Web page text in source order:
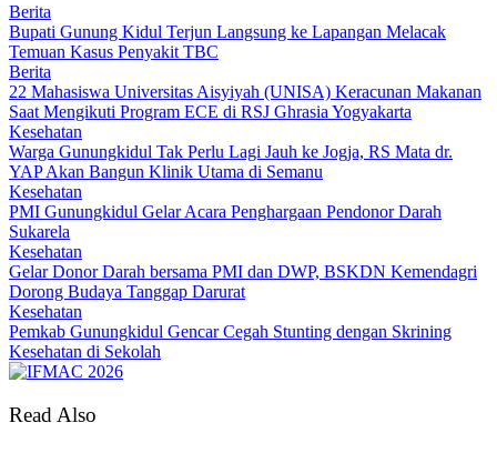
Berita
Bupati Gunung Kidul Terjun Langsung ke Lapangan Melacak
Temuan Kasus Penyakit TBC
Berita
22 Mahasiswa Universitas Aisyiyah (UNISA) Keracunan Makanan
Saat Mengikuti Program ECE di RSJ Ghrasia Yogyakarta
Kesehatan
Warga Gunungkidul Tak Perlu Lagi Jauh ke Jogja, RS Mata dr.
YAP Akan Bangun Klinik Utama di Semanu
Kesehatan
PMI Gunungkidul Gelar Acara Penghargaan Pendonor Darah
Sukarela
Kesehatan
Gelar Donor Darah bersama PMI dan DWP, BSKDN Kemendagri
Dorong Budaya Tanggap Darurat
Kesehatan
Pemkab Gunungkidul Gencar Cegah Stunting dengan Skrining
Kesehatan di Sekolah
Read Also